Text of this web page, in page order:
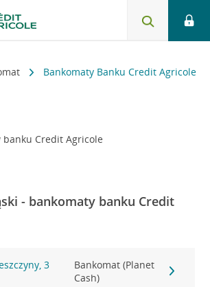
Bankomaty Banku Credit Agricole
Credit Agricole
- bankomaty banku Credit
3
Bankomat (Planet
Cash)